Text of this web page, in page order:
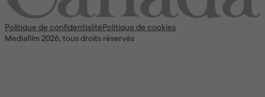
Politique de confidentialité Politique de cookies
Mediafilm 2026, tous droits réservés